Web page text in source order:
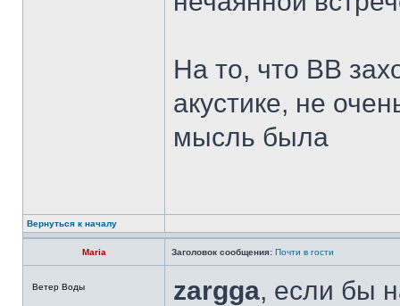
На то, что ВВ
акустике, не
мысль была
Вернуться к началу
Maria Заголовок сообщения: Почти в гости
Ветер Воды zargga, если бы